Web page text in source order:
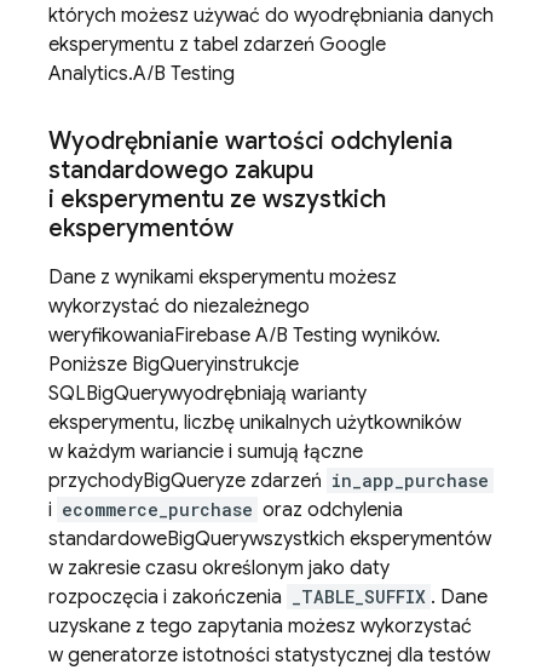
których możesz używać do wyodrębniania danych
eksperymentu z tabel zdarzeń Google
Analytics.A/B Testing
Wyodrębnianie wartości odchylenia
standardowego zakupu
i eksperymentu ze wszystkich
eksperymentów
Dane z wynikami eksperymentu możesz
wykorzystać do niezależnego
weryfikowaniaFirebase A/B Testing wyników.
Poniższe BigQueryinstrukcje
SQLBigQuerywyodrębniają warianty
eksperymentu, liczbę unikalnych użytkowników
w każdym wariancie i sumują łączne
przychodyBigQueryze zdarzeń in_app_purchase
i ecommerce_purchase oraz odchylenia
standardoweBigQuerywszystkich eksperymentów
w zakresie czasu określonym jako daty
rozpoczęcia i zakończenia
_TABLE_SUFFIX . Dane
uzyskane z tego zapytania możesz wykorzystać
w generatorze istotności statystycznej dla testów